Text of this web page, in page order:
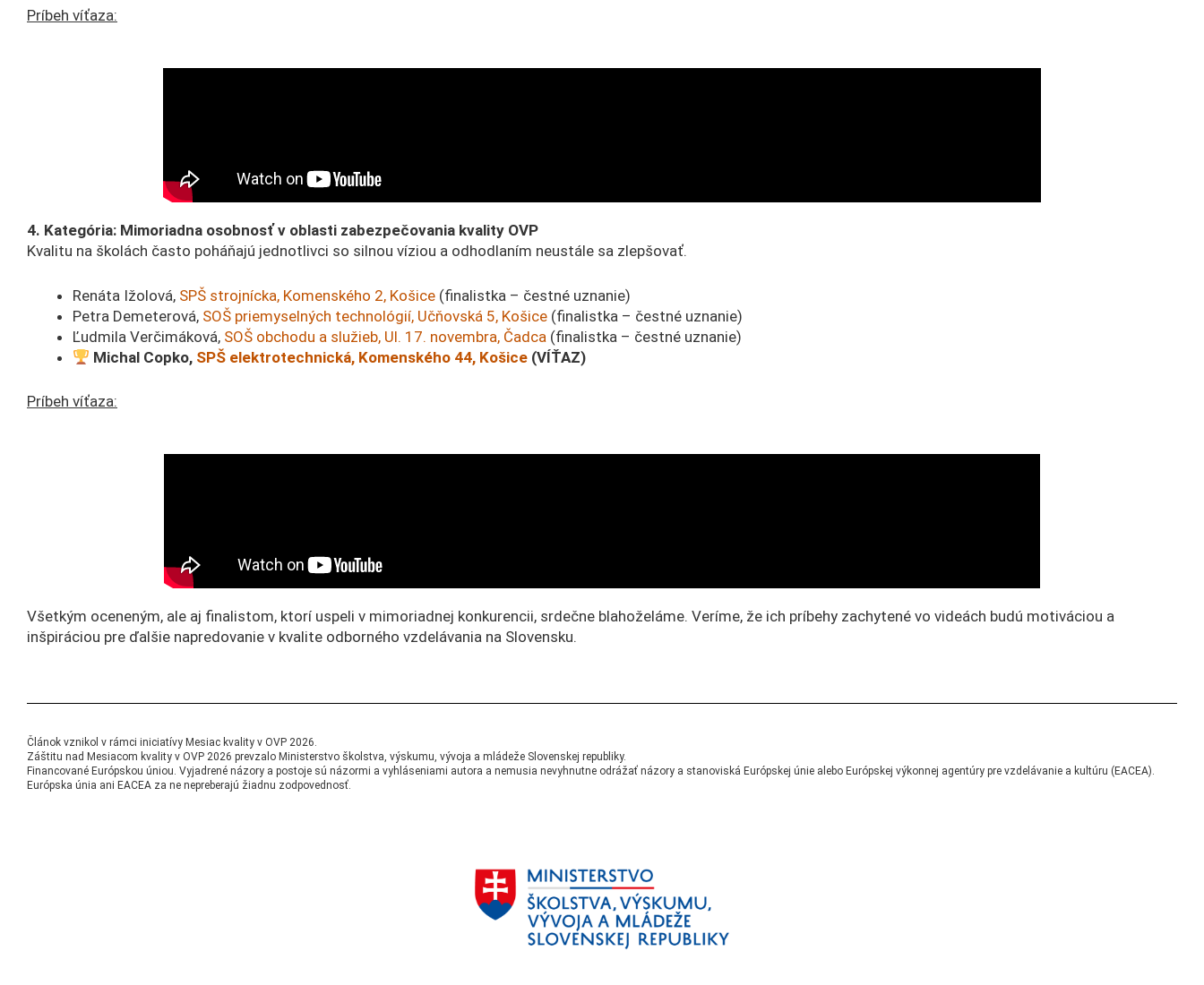
Príbeh víťaza:
4. Kategória: Mimoriadna osobnosť v oblasti zabezpečovania kvality OVP
Kvalitu na školách často poháňajú jednotlivci so silnou víziou a odhodlaním neustále sa zlepšovať.
Renáta Ižolová, SPŠ strojnícka, Komenského 2, Košice (finalistka – čestné uznanie)
Petra Demeterová, SOŠ priemyselných technológií, Učňovská 5, Košice (finalistka – čestné uznanie)
Ľudmila Verčimáková, SOŠ obchodu a služieb, Ul. 17. novembra, Čadca (finalistka – čestné uznanie)
Michal Copko, SPŠ elektrotechnická, Komenského 44, Košice (VÍŤAZ)
Príbeh víťaza:
Všetkým oceneným, ale aj finalistom, ktorí uspeli v mimoriadnej konkurencii, srdečne blahoželáme. Veríme, že ich príbehy zachytené vo videách budú motiváciou a
inšpiráciou pre ďalšie napredovanie v kvalite odborného vzdelávania na Slovensku.
Článok vznikol v rámci iniciatívy Mesiac kvality v OVP 2026.
Záštitu nad Mesiacom kvality v OVP 2026 prevzalo Ministerstvo školstva, výskumu, vývoja a mládeže Slovenskej republiky.
Financované Európskou úniou. Vyjadrené názory a postoje sú názormi a vyhláseniami autora a nemusia nevyhnutne odrážať názory a stanoviská Európskej únie alebo Európskej výkonnej agentúry pre vzdelávanie a kultúru (EACEA).
Európska únia ani EACEA za ne nepreberajú žiadnu zodpovednosť.